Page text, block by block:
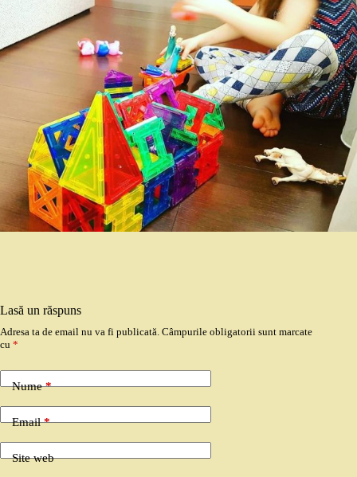
Lasă un răspuns
Adresa ta de email nu va fi publicată. Câmpurile obligatorii sunt marcate
cu *
Nume*
Email*
Site web